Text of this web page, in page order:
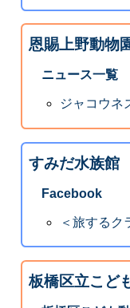
恩賜上野動物
ニュース一覧
ジャコウネ
すみだ水族館
Facebook
＜旅するク
板橋区立こど